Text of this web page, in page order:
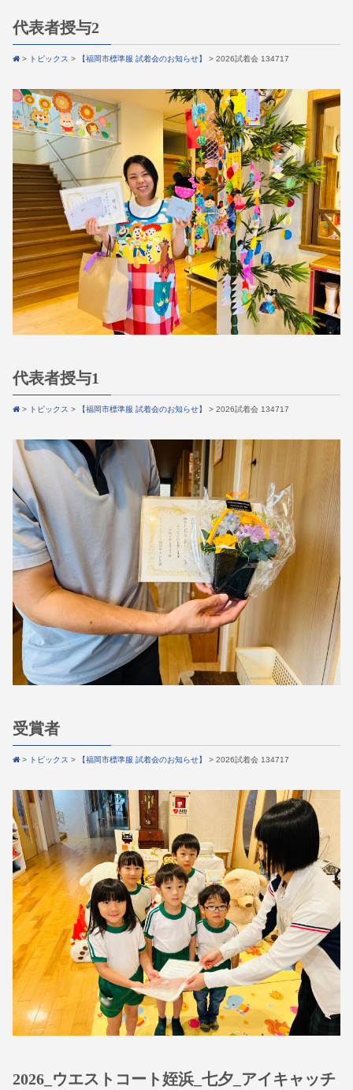
代表者授与2
> トピックス > 【福岡市標準服 試着会のお知らせ】 > 2026試着会 134717
代表者授与1
> トピックス > 【福岡市標準服 試着会のお知らせ】 > 2026試着会 134717
受賞者
> トピックス > 【福岡市標準服 試着会のお知らせ】 > 2026試着会 134717
2026_ウエストコート姪浜_七夕_アイキャッチ